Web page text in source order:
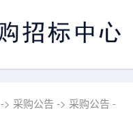
-> 采购公告 -> 采购公告 -